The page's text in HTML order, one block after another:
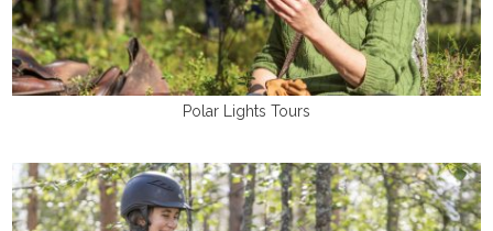
Polar Lights Tours